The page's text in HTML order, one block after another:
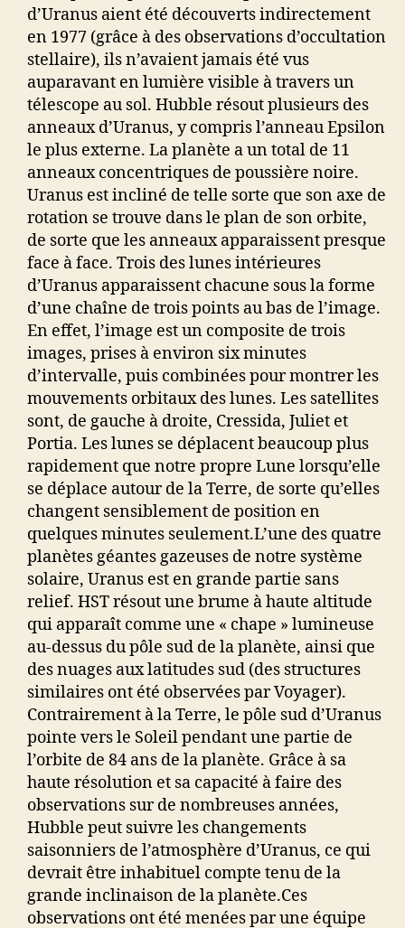
d’Uranus aient été découverts indirectement
en 1977 (grâce à des observations d’occultation
stellaire), ils n’avaient jamais été vus
auparavant en lumière visible à travers un
télescope au sol. Hubble résout plusieurs des
anneaux d’Uranus, y compris l’anneau Epsilon
le plus externe. La planète a un total de 11
anneaux concentriques de poussière noire.
Uranus est incliné de telle sorte que son axe de
rotation se trouve dans le plan de son orbite,
de sorte que les anneaux apparaissent presque
face à face. Trois des lunes intérieures
d’Uranus apparaissent chacune sous la forme
d’une chaîne de trois points au bas de l’image.
En effet, l’image est un composite de trois
images, prises à environ six minutes
d’intervalle, puis combinées pour montrer les
mouvements orbitaux des lunes. Les satellites
sont, de gauche à droite, Cressida, Juliet et
Portia. Les lunes se déplacent beaucoup plus
rapidement que notre propre Lune lorsqu’elle
se déplace autour de la Terre, de sorte qu’elles
changent sensiblement de position en
quelques minutes seulement.L’une des quatre
planètes géantes gazeuses de notre système
solaire, Uranus est en grande partie sans
relief. HST résout une brume à haute altitude
qui apparaît comme une « chape » lumineuse
au-dessus du pôle sud de la planète, ainsi que
des nuages ​​aux latitudes sud (des structures
similaires ont été observées par Voyager).
Contrairement à la Terre, le pôle sud d’Uranus
pointe vers le Soleil pendant une partie de
l’orbite de 84 ans de la planète. Grâce à sa
haute résolution et sa capacité à faire des
observations sur de nombreuses années,
Hubble peut suivre les changements
saisonniers de l’atmosphère d’Uranus, ce qui
devrait être inhabituel compte tenu de la
grande inclinaison de la planète.Ces
observations ont été menées par une équipe